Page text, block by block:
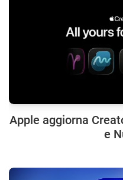
Apple aggiorna
e